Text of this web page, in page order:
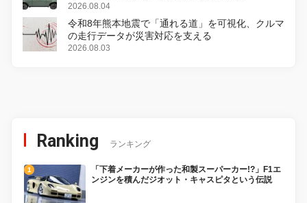
2026.08.04
令和8年熊本地震で「通れる道」を可視化、クルマ
の走行データが災害対応を支える
2026.08.03
Ranking ランキング
「下着メーカーが作った和製スーパーカー!?」F1エ
ンジンを積んだジオット・キャスピタという伝説